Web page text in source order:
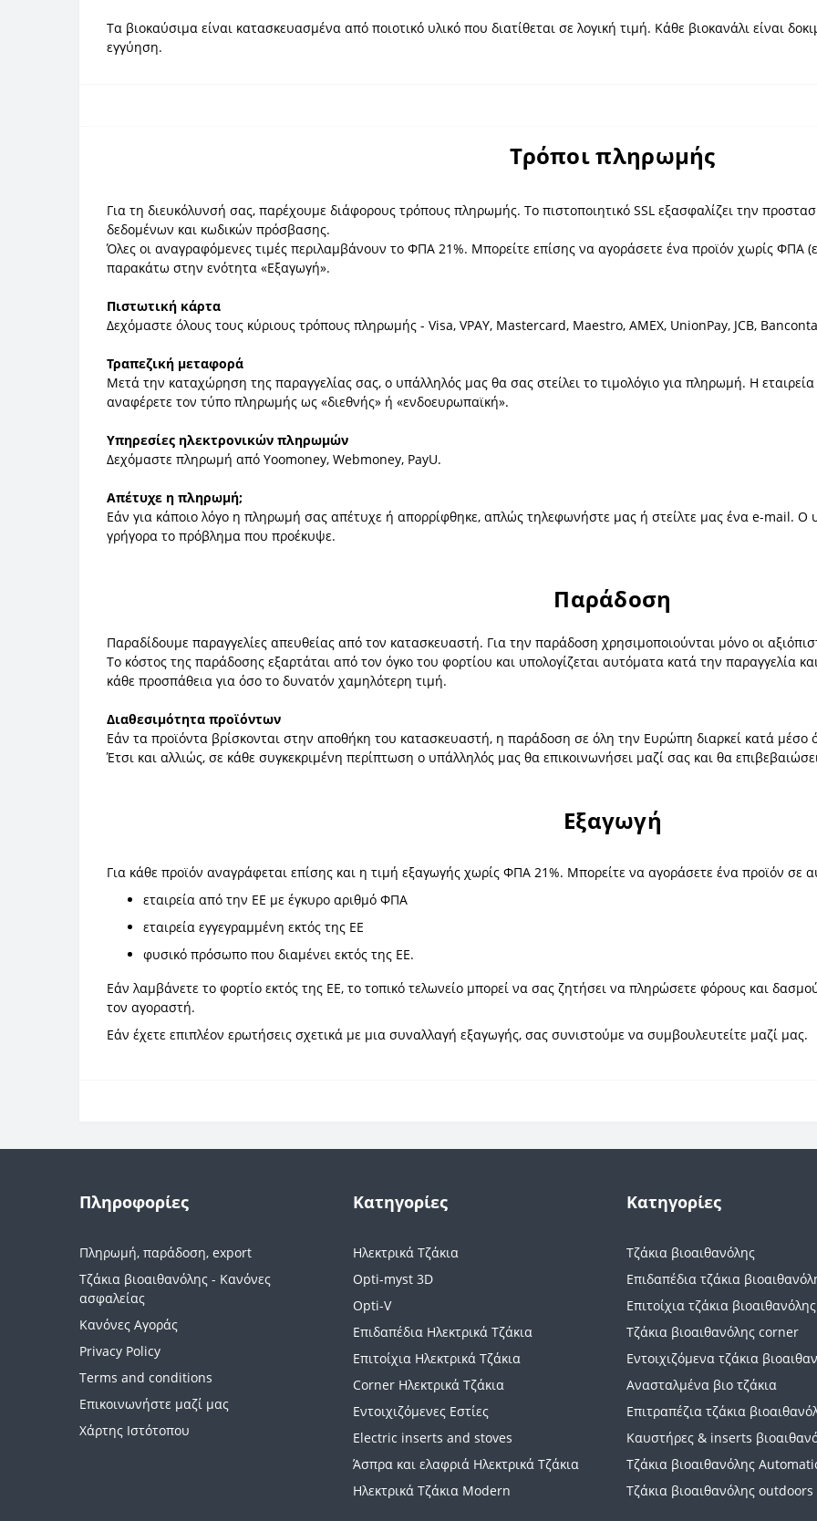
Τα βιοκαύσιμα είναι κατασκευασμένα από ποιοτικό υλικό που διατίθεται σε λογική τιμή. Κάθε βιοκανάλι είναι
εγγύηση.
Τρόποι πληρωμής
Για τη διευκόλυνσή σας, παρέχουμε διάφορους τρόπους πληρωμής. Το πιστοποιητικό SSL εξασφαλίζει την
δεδομένων και κωδικών πρόσβασης.
Όλες οι αναγραφόμενες τιμές περιλαμβάνουν το ΦΠΑ 21%. Μπορείτε επίσης να αγοράσετε ένα προϊόν χωρίς ΦΠΑ
παρακάτω στην ενότητα «Εξαγωγή».
Πιστωτική κάρτα
Δεχόμαστε όλους τους κύριους τρόπους πληρωμής - Visa, VPAY, Mastercard, Maestro, AMEX, UnionPay, JCB,
Τραπεζική μεταφορά
Μετά την καταχώρηση της παραγγελίας σας, ο υπάλληλός μας θα σας στείλει το τιμολόγιο για πληρωμή. Η
αναφέρετε τον τύπο πληρωμής ως «διεθνής» ή «ενδοευρωπαϊκή».
Υπηρεσίες ηλεκτρονικών πληρωμών
Δεχόμαστε πληρωμή από Yoomoney, Webmoney, PayU.
Απέτυχε η πληρωμή;
Εάν για κάποιο λόγο η πληρωμή σας απέτυχε ή απορρίφθηκε, απλώς τηλεφωνήστε μας ή στείλτε μας ένα e-mail. Ο
γρήγορα το πρόβλημα που προέκυψε.
Παράδοση
Παραδίδουμε παραγγελίες απευθείας από τον κατασκευαστή. Για την παράδοση χρησιμοποιούνται μόνο οι
Το κόστος της παράδοσης εξαρτάται από τον όγκο του φορτίου και υπολογίζεται αυτόματα κατά την παραγγελία
κάθε προσπάθεια για όσο το δυνατόν χαμηλότερη τιμή.
Διαθεσιμότητα προϊόντων
Εάν τα προϊόντα βρίσκονται στην αποθήκη του κατασκευαστή, η παράδοση σε όλη την Ευρώπη διαρκεί κατά μέσο
Έτσι και αλλιώς, σε κάθε συγκεκριμένη περίπτωση ο υπάλληλός μας θα επικοινωνήσει μαζί σας και θα
Εξαγωγή
Για κάθε προϊόν αναγράφεται επίσης και η τιμή εξαγωγής χωρίς ΦΠΑ 21%. Μπορείτε να αγοράσετε ένα προϊόν σε
εταιρεία από την ΕΕ με έγκυρο αριθμό ΦΠΑ
εταιρεία εγγεγραμμένη εκτός της ΕΕ
φυσικό πρόσωπο που διαμένει εκτός της ΕΕ.
Εάν λαμβάνετε το φορτίο εκτός της ΕΕ, το τοπικό τελωνείο μπορεί να σας ζητήσει να πληρώσετε φόρους και
τον αγοραστή.
Εάν έχετε επιπλέον ερωτήσεις σχετικά με μια συναλλαγή εξαγωγής, σας συνιστούμε να συμβουλευτείτε μαζί μας.
Πληροφορίες
Πληρωμή, παράδοση, export
Τζάκια βιοαιθανόλης - Κανόνες
ασφαλείας
Κανόνες Αγοράς
Privacy Policy
Terms and conditions
Επικοινωνήστε μαζί μας
Χάρτης Ιστότοπου
Κατηγορίες
Ηλεκτρικά Τζάκια
Opti-myst 3D
Opti-V
Επιδαπέδια Ηλεκτρικά Τζάκια
Επιτοίχια Ηλεκτρικά Τζάκια
Corner Ηλεκτρικά Τζάκια
Εντοιχιζόμενες Εστίες
Electric inserts and stoves
Άσπρα και ελαφριά Ηλεκτρικά Τζάκια
Ηλεκτρικά Τζάκια Modern
Κατηγορίες
Τζάκια βιοαιθανόλης
Επιδαπέδια τζάκια
Επιτοίχια τζάκια βιοαιθανόλης
Τζάκια βιοαιθανόλης corner
Εντοιχιζόμενα τζάκια
Ανασταλμένα βιο τζάκια
Επιτραπέζια τζάκια
Καυστήρες & inserts
Τζάκια βιοαιθανόλης
Τζάκια βιοαιθανόλης outdoors